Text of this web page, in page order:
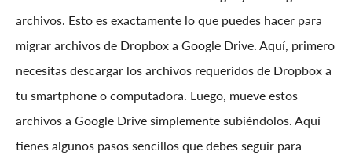
archivos. Esto es exactamente lo que puedes hacer para
migrar archivos de Dropbox a Google Drive. Aquí, primero
necesitas descargar los archivos requeridos de Dropbox a
tu smartphone o computadora. Luego, mueve estos
archivos a Google Drive simplemente subiéndolos. Aquí
tienes algunos pasos sencillos que debes seguir para